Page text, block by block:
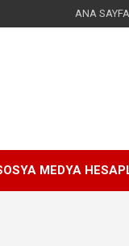
ANA SAYFA
MEDYA